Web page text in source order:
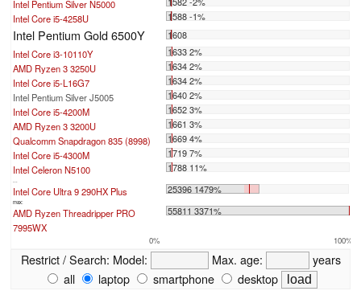
Intel Pentium Silver N5000
Intel Core i5-4258U
1588 -1%
Intel Pentium Gold 6500Y
1608
Intel Core i3-10110Y
1633 2%
AMD Ryzen 3 3250U
1634 2%
Intel Core i5-L16G7
1634 2%
Intel Pentium Silver J5005
1640 2%
Intel Core i5-4200M
1652 3%
AMD Ryzen 3 3200U
1661 3%
Qualcomm Snapdragon 835 (8998)
1669 4%
Intel Core i5-4300M
1719 7%
Intel Celeron N5100
1788 11%
...
Intel Core Ultra 9 290HX Plus 25396 1479%
max:
AMD Ryzen Threadripper PRO
7995WX
55811 3371%
0% 100%
Restrict / Search: Model: Max. age:
years
all
laptop smartphone desktop